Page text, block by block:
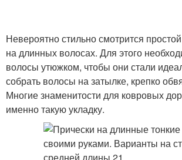
Невероятно стильно смотрится
на длинных волосах. Для этого
волосы утюжком, чтобы они стали
собрать волосы на затылке, крепко
Многие знаменитости для ковровых
именно такую укладку.